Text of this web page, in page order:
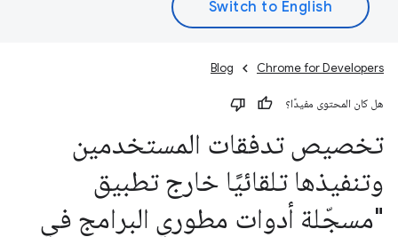
Chrome for Developers
Blog
هل كان المحتوى مفيدًا؟
تخصيص تدفقات المستخدمين
وتنفيذها تلقائيًا خارج تطبيق
"مسجّلة أدوات مطوري البرامج في